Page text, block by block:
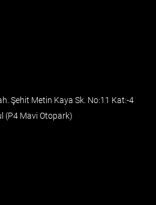
Şehit Metin Kaya Sk. No:11 Kat:-4
(P4 Mavi Otopark)